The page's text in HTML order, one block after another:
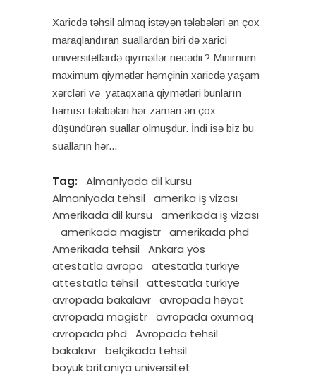
Xaricdə təhsil almaq istəyən tələbələri ən çox
maraqlandıran suallardan biri də xarici
universitetlərdə qiymətlər necədir? Minimum
maximum qiymətlər həmçinin xaricdə yaşam
xərcləri və yataqxana qiymətləri bunların
hamısı tələbələri hər zaman ən çox
düşündürən suallar olmuşdur. İndi isə biz bu
sualların hər
Tag:
Almaniyada dil kursu
Almaniyada tehsil
amerika iş vizası
Amerikada dil kursu
amerikada iş vizası
amerikada magistr amerikada phd
Amerikada tehsil
Ankara yös
atestatla avropa
atestatla turkiye
attestatla təhsil
attestatla turkiye
avropada bakalavr avropada həyat
avropada magistr avropada oxumaq
avropada phd
Avropada tehsil
bakalavr belçikada tehsil
böyük britaniya universitet